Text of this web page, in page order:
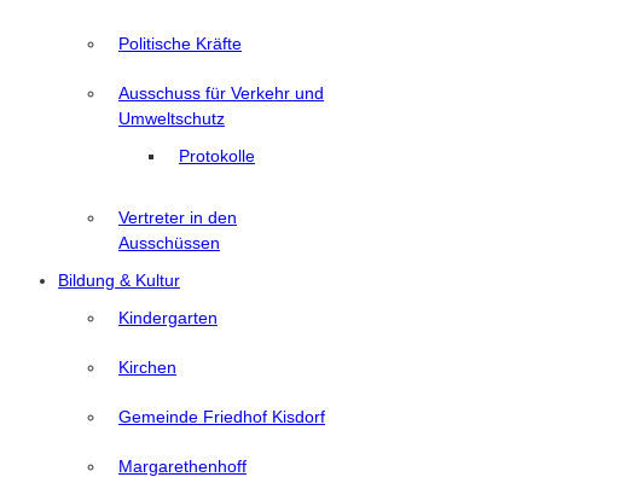
Politische Kräfte
Ausschuss für Verkehr und
Umweltschutz
Protokolle
Vertreter in den
Ausschüssen
Bildung & Kultur
Kindergarten
Kirchen
Gemeinde Friedhof Kisdorf
Margarethenhoff